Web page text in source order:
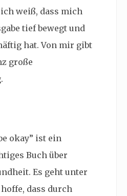
weiß, dass mich
tief bewegt und
hat. Von mir gibt
große
okay” ist ein
Buch über
Es geht unter
dass durch